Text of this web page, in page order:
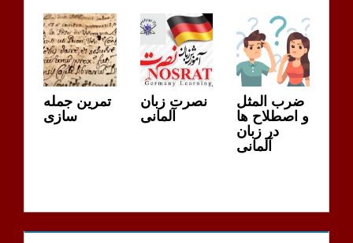
تمرین جمله
سازی
نصرت زبان
آلمانی
ضرب المثل
و اصطلاح ها
در زبان
آلمانی